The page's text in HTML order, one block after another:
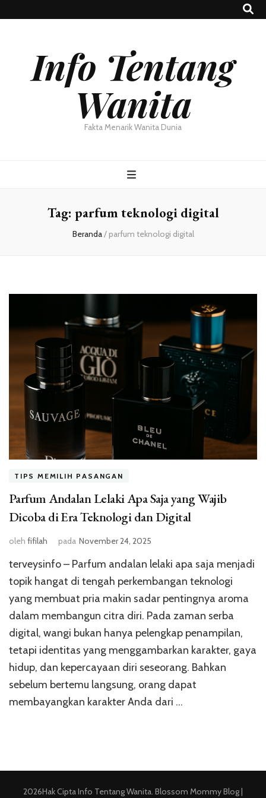
Info Tentang
Wanita
Fakta Menarik Wanita Dunia
Tag: parfum teknologi digital
Beranda/ parfum teknologi digital
TIPS MEMILIH PASANGAN
Parfum Andalan Lelaki Apa Saja yang Wajib
Dicoba di Era Teknologi dan Digital
oleh fifilah pada November 24, 2025
terveysinfo – Parfum andalan lelaki apa saja menjadi
topik hangat di tengah perkembangan teknologi
yang membuat pria makin sadar pentingnya aroma
dalam membangun citra diri. Pada zaman serba
digital, wangi bukan hanya pelengkap penampilan,
tetapi identitas yang menggambarkan karakter, gaya
hidup, dan kepercayaan diri seseorang. Bahkan
sebelum bertemu langsung, orang dapat
membayangkan karakter Anda dari …
2026Hak CiptaInfo Tentang Wanita. Blossom Mommy Blog |